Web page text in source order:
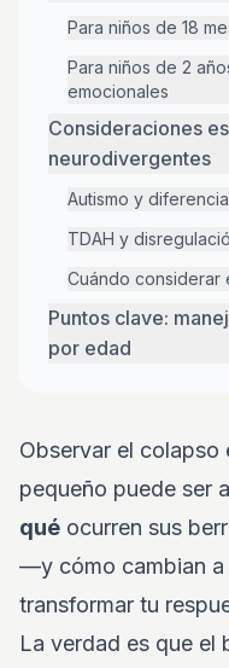
Para niños de 18
Para niños de 2
emocionales
Consideraciones
neurodivergentes
Autismo y
TDAH y
Cuándo considerar
Puntos clave:
por edad
Observar el colapso
pequeño puede ser
qué ocurren sus
—y cómo cambian
transformar tu
La verdad es que el